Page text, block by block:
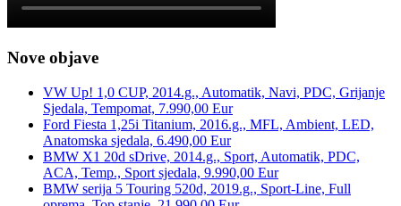
Nove objave
VW Up! 1,0 CUP, 2014.g., Automatik, Navi, PDC, Grijanje
Sjedala, Tempomat, 7.990,00 Eur
Ford Fiesta 1,25i Titanium, 2016.g., MFL, Ambient, LED,
Anatomska sjedala, 6.490,00 Eur
BMW X1 20d sDrive, 2014.g., Sport, Automatik, PDC,
ACA, Temp., Sport sjedala, 9.990,00 Eur
BMW serija 5 Touring 520d, 2019.g., Sport-Line, Full